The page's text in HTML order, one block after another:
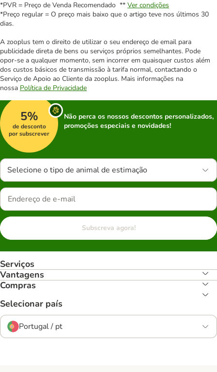
*PVR = Preço de Venda Recomendado ** Ver condições
*Preço regular = O preço mais baixo que o artigo teve nos últimos 30
dias.
A zooplus tem o direito de utilizar o seu endereço de email para
publicidade direta de bens ou serviços próprios semelhantes. Pode
opor-se a qualquer momento, sem incorrer em quaisquer custos além
dos custos básicos de transmissão à tarifa normal, contactando o
Serviço de Apoio ao Cliente da zooplus. Mais informações na
nossa Política de Privacidade
5%
de desconto
por subscrever
Não perca os nossos descontos personalizados,
promoções especiais e novidades!
Selecione o tipo de animal de estimação
Subscreva agora!
Serviços
Vantagens
Compras
Selecionar país
Portugal / pt